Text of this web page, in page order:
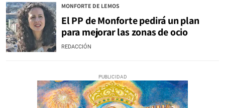
MONFORTE DE LEMOS
El PP de Monforte pedirá un plan
para mejorar las zonas de ocio
REDACCIÓN